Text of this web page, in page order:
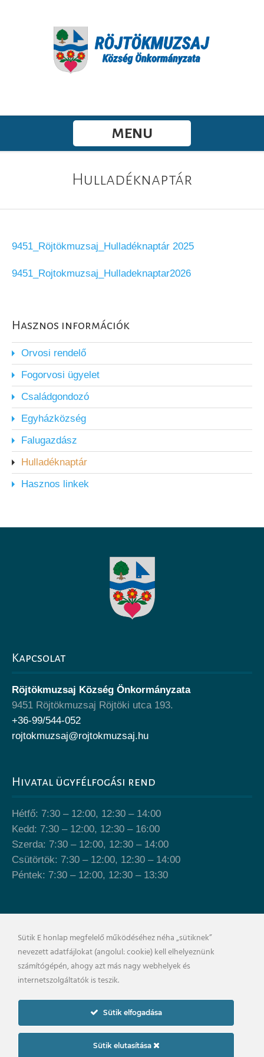
MENU
Hulladéknaptár
9451_Röjtökmuzsaj_Hulladéknaptár 2025
9451_Rojtokmuzsaj_Hulladeknaptar2026
Hasznos információk
Orvosi rendelő
Fogorvosi ügyelet
Családgondozó
Egyházközség
Falugazdász
Hulladéknaptár
Hasznos linkek
Kapcsolat
Röjtökmuzsaj Község Önkormányzata
9451 Röjtökmuzsaj Röjtöki utca 193.
+36-99/544-052
rojtokmuzsaj@rojtokmuzsaj.hu
Hivatal ügyfélfogási rend
Hétfő: 7:30 – 12:00, 12:30 – 14:00
Kedd: 7:30 – 12:00, 12:30 – 16:00
Szerda: 7:30 – 12:00, 12:30 – 14:00
Csütörtök: 7:30 – 12:00, 12:30 – 14:00
Péntek: 7:30 – 12:00, 12:30 – 13:30
Sütik E honlap megfelelő működéséhez néha „sütiknek”
nevezett adatfájlokat (angolul: cookie) kell elhelyeznünk
számítógépén, ahogy azt más nagy webhelyek és
internetszolgáltatók is teszik.
Sütik elfogadása
Sütik elutasítása